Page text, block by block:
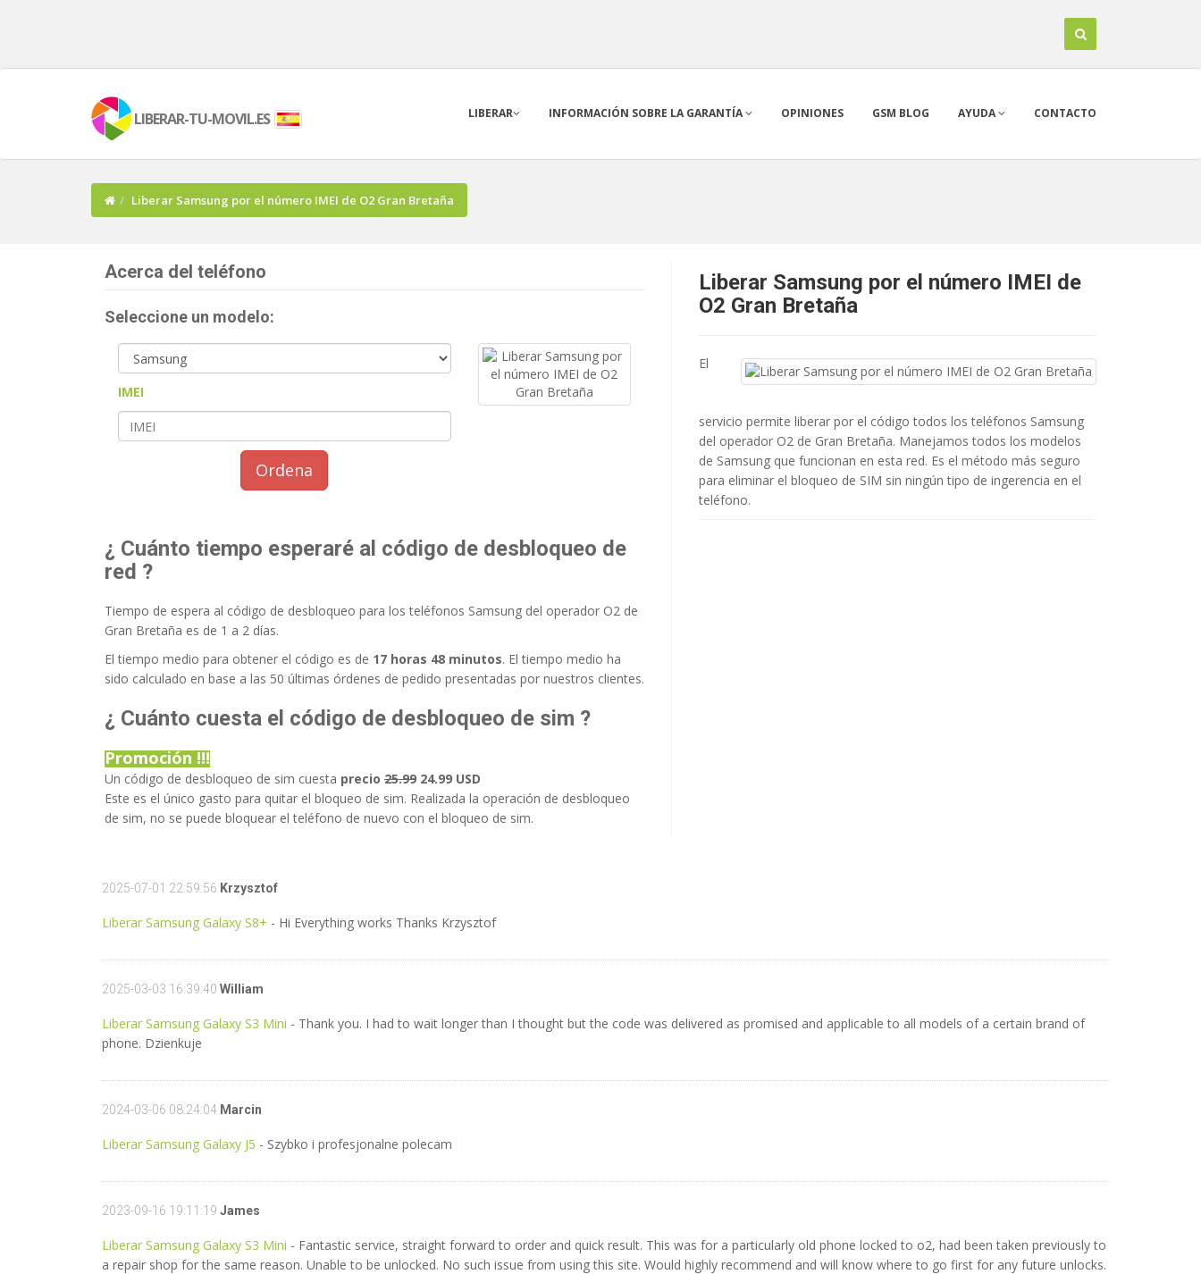
LIBERAR-TU-MOVIL.ES LIBERAR INFORMACIÓN SOBRE LA GARANTÍA OPINIONES GSM BLOG AYUDA CONTACTO
Liberar Samsung por el número IMEI de O2 Gran Bretaña
Acerca del teléfono
Seleccione un modelo:
IMEI
Ordena
¿ Cuánto tiempo esperaré al código de desbloqueo de
red ?
Tiempo de espera al código de desbloqueo para los teléfonos Samsung del operador O2 de
Gran Bretaña es de 1 a 2 días.
El tiempo medio para obtener el código es de 17 horas 48 minutos. El tiempo medio ha
sido calculado en base a las 50 últimas órdenes de pedido presentadas por nuestros clientes.
¿ Cuánto cuesta el código de desbloqueo de sim ?
Promoción !!!
Un código de desbloqueo de sim cuesta precio 25.99 24.99 USD
Este es el único gasto para quitar el bloqueo de sim. Realizada la operación de desbloqueo
de sim, no se puede bloquear el teléfono de nuevo con el bloqueo de sim.
Liberar Samsung por el número IMEI de
O2 Gran Bretaña
El
servicio permite liberar por el código todos los teléfonos Samsung
del operador O2 de Gran Bretaña. Manejamos todos los modelos
de Samsung que funcionan en esta red. Es el método más seguro
para eliminar el bloqueo de SIM sin ningún tipo de ingerencia en el
teléfono.
2025-07-01 22:59:56 Krzysztof
Liberar Samsung Galaxy S8+ - Hi Everything works Thanks Krzysztof
2025-03-03 16:39:40 William
Liberar Samsung Galaxy S3 Mini - Thank you. I had to wait longer than I thought but the code was delivered as promised and applicable to all models of a certain brand of
phone. Dzienkuje
2024-03-06 08:24:04 Marcin
Liberar Samsung Galaxy J5 - Szybko i profesjonalne polecam
2023-09-16 19:11:19 James
Liberar Samsung Galaxy S3 Mini - Fantastic service, straight forward to order and quick result. This was for a particularly old phone locked to o2, had been taken previously to
a repair shop for the same reason. Unable to be unlocked. No such issue from using this site. Would highly recommend and will know where to go first for any future unlocks.